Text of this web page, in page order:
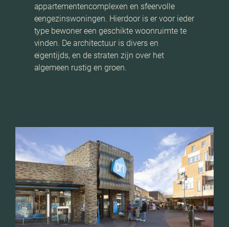
appartementencomplexen en sfeervolle
eengezinswoningen. Hierdoor is er voor ieder
type bewoner een geschikte woonruimte te
vinden. De architectuur is divers en
eigentijds, en de straten zijn over het
algemeen rustig en groen.